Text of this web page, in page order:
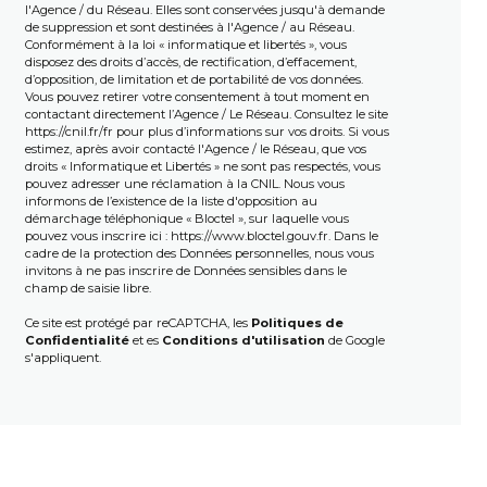
l'Agence / du Réseau. Elles sont conservées jusqu'à demande
de suppression et sont destinées à l'Agence / au Réseau.
Conformément à la loi « informatique et libertés », vous
disposez des droits d’accès, de rectification, d’effacement,
d’opposition, de limitation et de portabilité de vos données.
Vous pouvez retirer votre consentement à tout moment en
contactant directement l’Agence / Le Réseau. Consultez le site
https://cnil.fr/fr pour plus d’informations sur vos droits. Si vous
estimez, après avoir contacté l'Agence / le Réseau, que vos
droits « Informatique et Libertés » ne sont pas respectés, vous
pouvez adresser une réclamation à la CNIL. Nous vous
informons de l’existence de la liste d'opposition au
démarchage téléphonique « Bloctel », sur laquelle vous
pouvez vous inscrire ici : https://www.bloctel.gouv.fr . Dans le
cadre de la protection des Données personnelles, nous vous
invitons à ne pas inscrire de Données sensibles dans le
champ de saisie libre.
Ce site est protégé par reCAPTCHA, les Politiques de
Confidentialitéet es Conditions d'utilisation de Google
s'appliquent.